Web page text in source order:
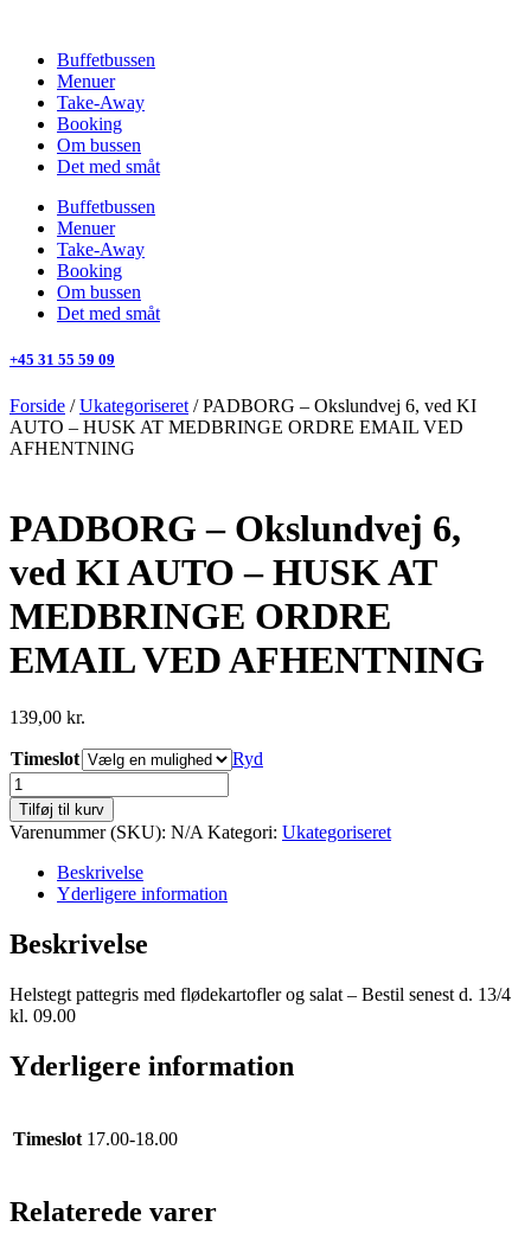
indholdBuffetbussen
Menuer
Take-Away
Booking
Om bussen
Det med småt
Buffetbussen
Menuer
Take-Away
Booking
Om bussen
Det med småt
+45 31 55 59 09
Forside /Ukategoriseret / PADBORG – Okslundvej 6, ved KI
AUTO – HUSK AT MEDBRINGE ORDRE EMAIL VED
AFHENTNING
PADBORG – Okslundvej 6,
ved KI AUTO – HUSK AT
MEDBRINGE ORDRE
EMAIL VED AFHENTNING
139,00 kr.
Timeslot
Ryd
PADBORG
-
Okslundvej
6,
AUTO
-
HUSK
MEDBRINGE
ORDRE
VED
AFHENTNING
Tilføj til kurv
Varenummer (SKU): N/A Kategori: Ukategoriseret
Beskrivelse
Yderligere information
Beskrivelse
Helstegt pattegris med flødekartofler og salat – Bestil senest d. 13/4
kl. 09.00
Yderligere information
Timeslot 17.00-18.00
Relaterede varer